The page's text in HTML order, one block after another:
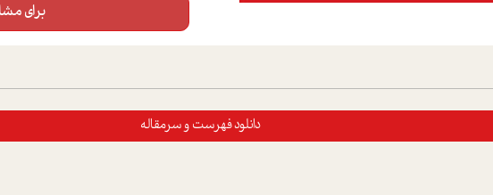
برای
دانلود فهرست و سرمقاله